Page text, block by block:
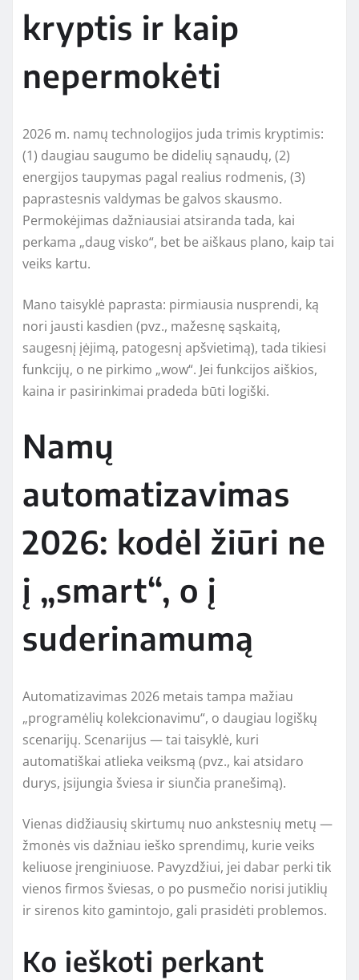
kryptis ir kaip
nepermokėti
2026 m. namų technologijos juda trimis kryptimis:
(1) daugiau saugumo be didelių sąnaudų, (2)
energijos taupymas pagal realius rodmenis, (3)
paprastesnis valdymas be galvos skausmo.
Permokėjimas dažniausiai atsiranda tada, kai
perkama „daug visko“, bet be aiškaus plano, kaip tai
veiks kartu.
Mano taisyklė paprasta: pirmiausia nusprendi, ką
nori jausti kasdien (pvz., mažesnę sąskaitą,
saugesnį įėjimą, patogesnį apšvietimą), tada tikiesi
funkcijų, o ne pirkimo „wow“. Jei funkcijos aiškios,
kaina ir pasirinkimai pradeda būti logiški.
Namų
automatizavimas
2026: kodėl žiūri ne
į „smart“, o į
suderinamumą
Automatizavimas 2026 metais tampa mažiau
„programėlių kolekcionavimu“, o daugiau logiškų
scenarijų. Scenarijus — tai taisyklė, kuri
automatiškai atlieka veiksmą (pvz., kai atsidaro
durys, įsijungia šviesa ir siunčia pranešimą).
Vienas didžiausių skirtumų nuo ankstesnių metų —
žmonės vis dažniau ieško sprendimų, kurie veiks
keliuose įrenginiuose. Pavyzdžiui, jei dabar perki tik
vienos firmos šviesas, o po pusmečio norisi jutiklių
ir sirenos kito gamintojo, gali prasidėti problemos.
Ko ieškoti perkant